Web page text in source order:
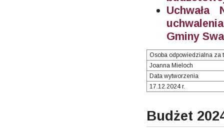
Uchwała
Gminy
Osoba odpowiedzialna za
Joanna Mieloch
Data wytworzenia
17.12.2024 r.
Budżet